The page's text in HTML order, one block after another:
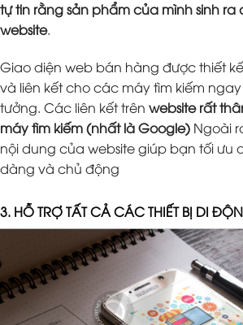
tự tin rằng sản phẩm của mình sinh
website.
Giao diện web bán hàng được thiết
và liên kết cho các máy tìm kiếm
tưởng. Các liên kết trên website rất
máy tìm kiếm (nhất là Google) Ngoài
nội dung của website giúp bạn tối ưu
dàng và chủ động
3. HỖ TRỢ TẤT CẢ CÁC THIẾT BỊ DI